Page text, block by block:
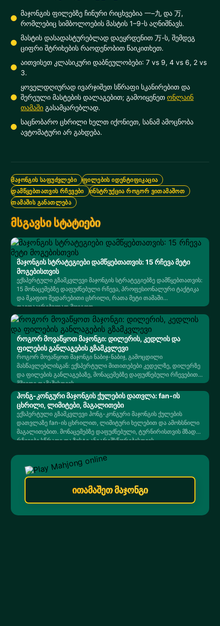
მაჯონგის ფილებზე ჩინური რიცხვებია 一–九 და 万,
რომლებიც სიმბოლოების მასტის 1–9-ს აღნიშნავს.
მასტის დასადასტურებლად დაეყრდენით 万-ს, შემდეგ
ციფრი შტრიხების რაოდენობით წაიკითხეთ.
აითვისეთ კლასიკური დაბნეულობები: 7 vs 9, 4 vs 6, 2 vs
3.
ყოველდღიურად ივარჯიშეთ სწრაფი სკანირებით და
შერეული მასტების დალაგებით; გამოიყენეთონლაინ
თამაში გასამყარებლად.
საცნობარო ცხრილი ხელთ იქონიეთ, სანამ ამოცნობა
ავტომატური არ გახდება.
ᲛᲐᲯᲝᲜᲒᲘᲡ ᲡᲐᲤᲣᲫᲕᲚᲔᲑᲘ
ᲤᲘᲚᲔᲑᲘᲡ ᲘᲓᲔᲜᲢᲘᲤᲘᲙᲐᲪᲘᲐ
ᲓᲐᲛᲬᲧᲔᲑᲗᲐᲗᲕᲘᲡ ᲠᲩᲔᲕᲔᲑᲘ
ᲘᲜᲡᲢᲠᲣᲥᲪᲘᲐ ᲠᲝᲒᲝᲠ ᲕᲘᲗᲐᲛᲐᲨᲝᲗ
ᲗᲐᲛᲐᲨᲘᲡ ᲒᲐᲜᲐᲗᲚᲔᲑᲐ
მსგავსი სტატიები
მაჯონგის სტრატეგიები დამწყებთათვის: 15 რჩევა მეტი
მოგებისთვის
ექსპერტული გზამკვლევი მაჯონგის სტრატეგიებზე დამწყებთათვის:
15 მონაცემებზე დაფუძნებული რჩევა, პროფესიონალური ტაქტიკა
და მკაფიო შედარებითი ცხრილი, რათა მეტი თამაში
თავდაჯერებულად მოიგოთ.
როგორ მოვაწყოთ მაჯონგი: დილერის, კედლის და
ფილების განლაგების გზამკვლევი
როგორ მოვაწყოთ მაჯონგი ნაბიჯ-ნაბიჯ, გამოცდილი
მასწავლებლისგან: ექსპერტული მითითებები კედელზე, დილერზე
და ფილების განლაგებაზე, მონაცემებზე დაფუძნებული რჩევებით
მშვიდი თამაშისთვის.
ჰონგ-კონგური მაჯონგის ქულების დათვლა: fan-ის
ცხრილი, ლიმიტები, მაგალითები
ექსპერტული გზამკვლევი ჰონგ-კონგური მაჯონგის ქულების
დათვლაზე fan-ის ცხრილით, ლიმიტური ხელებით და ამოხსნილი
მაგალითებით. მონაცემებზე დაფუძნებული, ტურნირისთვის მზად
რჩევები სწრაფი და ზუსტი ანგარიშსწორებისთვის.
ითამაშეთ მაჯონგი